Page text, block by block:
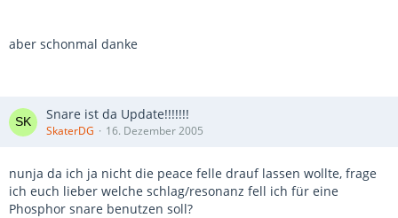
aber schonmal danke
Snare ist da Update!!!!!!!
SkaterDG 16. Dezember 2005
nunja da ich ja nicht die peace felle drauf lassen wollte, frage
ich euch lieber welche schlag/resonanz fell ich für eine
Phosphor snare benutzen soll?